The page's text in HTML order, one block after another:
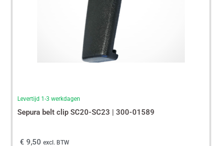
Levertijd 1-3 werkdagen
Sepura belt clip SC20-SC23 | 300-01589
€ 9,50 excl. BTW